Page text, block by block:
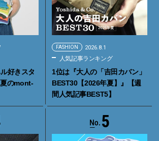
好きスタ
のmont-
FASHION 2026.8.1
人気記事ランキング
1位は『大人の「吉田カバン」
BEST30【2026年夏】』【週
間人気記事BEST5】
5